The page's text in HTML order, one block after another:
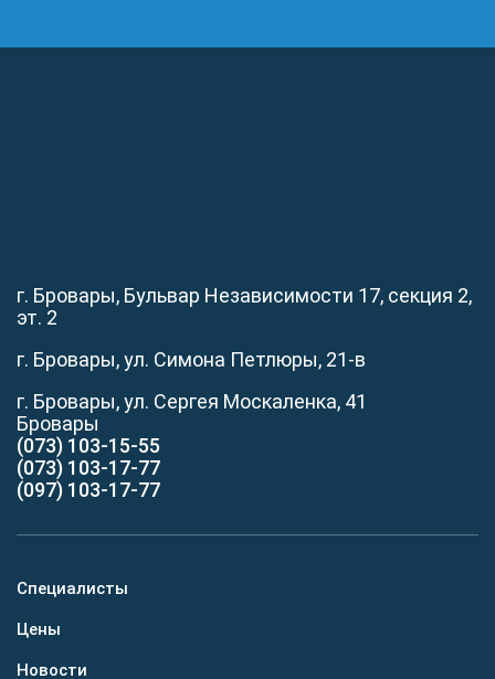
г. Бровары, Бульвар Независимости 17, секция 2,
эт. 2
г. Бровары, ул. Симона Петлюры, 21-в
г. Бровары, ул. Сергея Москаленка, 41
Бровары
(073) 103-15-55
(073) 103-17-77
(097) 103-17-77
Специалисты
Цены
Новости